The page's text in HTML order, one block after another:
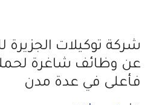
شركة توكيلات الجزيرة
عن وظائف شاغرة لحملة
فأعلى في عدة مدن